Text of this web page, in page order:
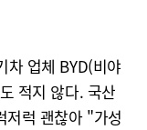
차 업체 BYD(비야
적지 않다. 국산
저럭 괜찮아 "가성